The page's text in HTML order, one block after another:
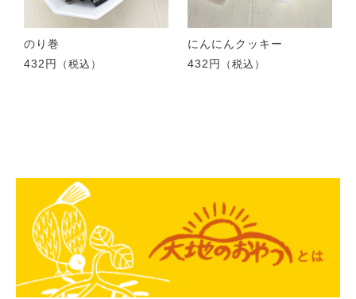
のり巻
432円
（税込）
にんにんクッキー
432円
（税込）